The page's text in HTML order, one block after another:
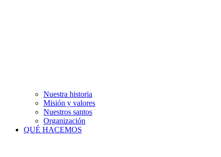
Nuestra historia
Misión y valores
Nuestros santos
Organización
QUÉ HACEMOS